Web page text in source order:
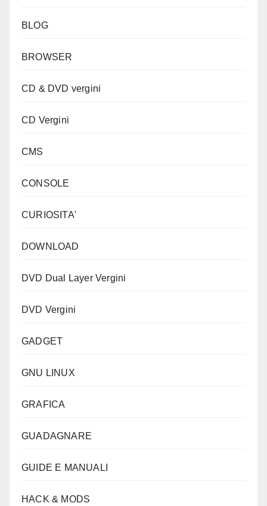
BLOG
BROWSER
CD & DVD vergini
CD Vergini
CMS
CONSOLE
CURIOSITA'
DOWNLOAD
DVD Dual Layer Vergini
DVD Vergini
GADGET
GNU LINUX
GRAFICA
GUADAGNARE
GUIDE E MANUALI
HACK & MODS